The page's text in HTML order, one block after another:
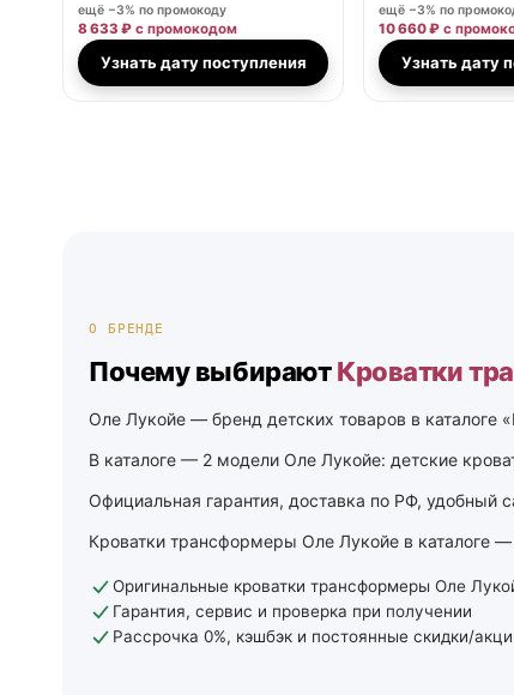
ещё −3% по промокоду
8 633 ₽ с промокодом
Узнать дату поступления
ещё −3% по
10 660 ₽ с
Узнать дату
О БРЕНДЕ
Почему выбираютКроватки
Оле Лукойе — бренд детских товаров в каталоге
В каталоге — 2 модели Оле Лукойе: детские
Официальная гарантия, доставка по РФ, удобный
Кроватки трансформеры Оле Лукойе в каталоге —
Оригинальные кроватки трансформеры Оле
Гарантия, сервис и проверка при получении
Рассрочка 0%, кэшбэк и постоянные скидки/